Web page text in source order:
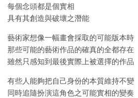
每個念頭都是個實相
具有其創造與破壞之潛能
藝術家想像一幅畫會採取的可能版本時
那些可能的藝術作品的確真的全都存在
雖然只感知到最後實際上被選擇的作品
有些人能夠把自己身份的本質維持不變
同時追隨扮演這角色之可能實相的變奏